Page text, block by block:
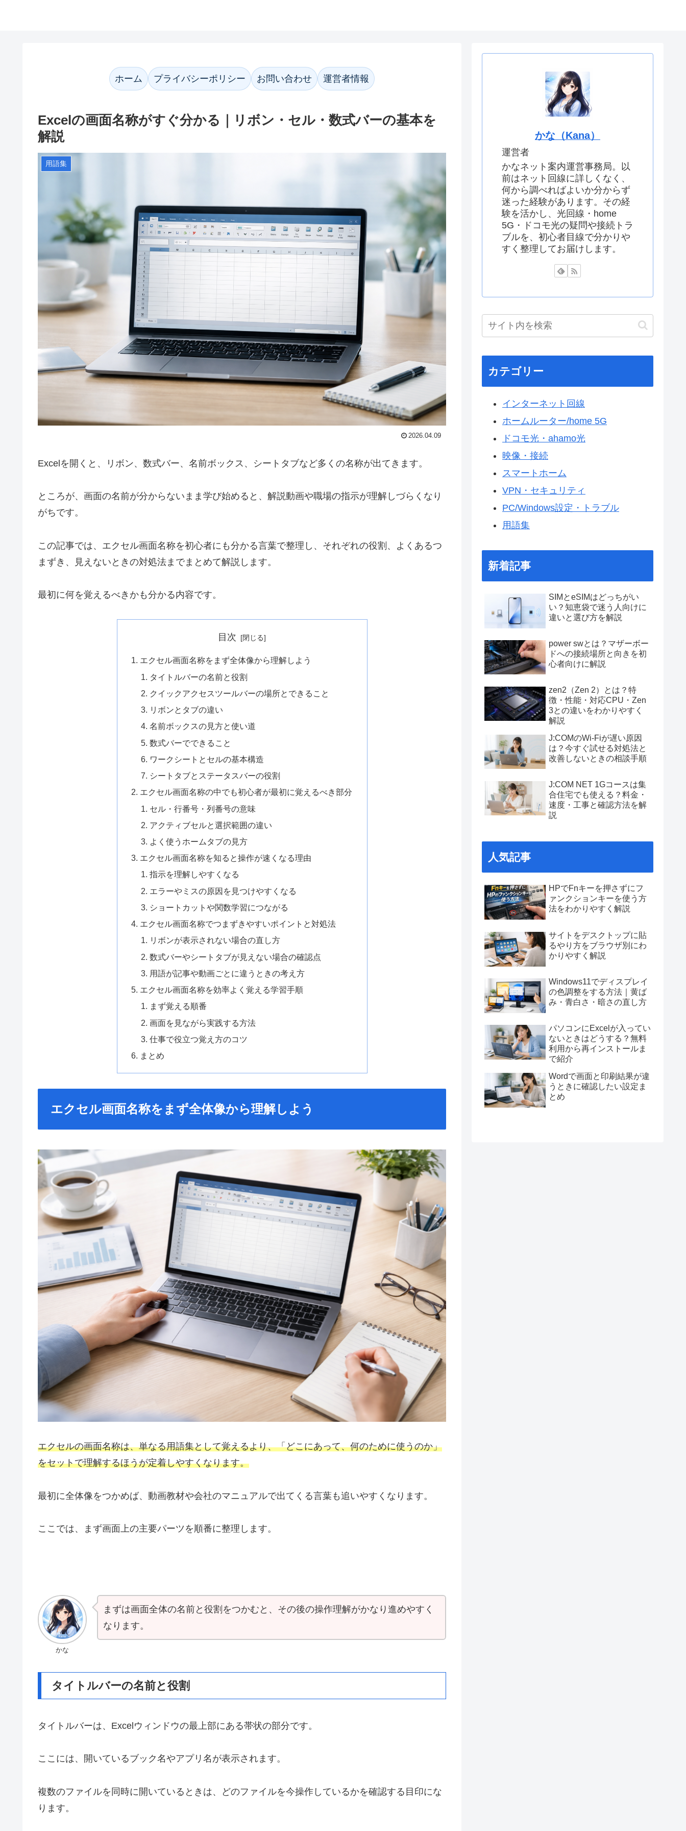
ホーム プライバシーポリシー お問い合わせ 運営者情報
Excelの画面名称がすぐ分かる｜リボン・セル・数式バーの基本を
解説
用語集
2026.04.09
Excelを開くと、リボン、数式バー、名前ボックス、シートタブなど多くの名称が出てきます。
ところが、画面の名前が分からないまま学び始めると、解説動画や職場の指示が理解しづらくなり
がちです。
この記事では、エクセル画面名称を初心者にも分かる言葉で整理し、それぞれの役割、よくあるつ
まずき、見えないときの対処法までまとめて解説します。
最初に何を覚えるべきかも分かる内容です。
目次
エクセル画面名称をまず全体像から理解しよう
タイトルバーの名前と役割
クイックアクセスツールバーの場所とできること
リボンとタブの違い
名前ボックスの見方と使い道
数式バーでできること
ワークシートとセルの基本構造
シートタブとステータスバーの役割
エクセル画面名称の中でも初心者が最初に覚えるべき部分
セル・行番号・列番号の意味
アクティブセルと選択範囲の違い
よく使うホームタブの見方
エクセル画面名称を知ると操作が速くなる理由
指示を理解しやすくなる
エラーやミスの原因を見つけやすくなる
ショートカットや関数学習につながる
エクセル画面名称でつまずきやすいポイントと対処法
リボンが表示されない場合の直し方
数式バーやシートタブが見えない場合の確認点
用語が記事や動画ごとに違うときの考え方
エクセル画面名称を効率よく覚える学習手順
まず覚える順番
画面を見ながら実践する方法
仕事で役立つ覚え方のコツ
まとめ
エクセル画面名称をまず全体像から理解しよう
エクセルの画面名称は、単なる用語集として覚えるより、「どこにあって、何のために使うのか」
をセットで理解するほうが定着しやすくなります。
最初に全体像をつかめば、動画教材や会社のマニュアルで出てくる言葉も追いやすくなります。
ここでは、まず画面上の主要パーツを順番に整理します。
かな
まずは画面全体の名前と役割をつかむと、その後の操作理解がかなり進めやすく
なります。
タイトルバーの名前と役割
タイトルバーは、Excelウィンドウの最上部にある帯状の部分です。
ここには、開いているブック名やアプリ名が表示されます。
複数のファイルを同時に開いているときは、どのファイルを今操作しているかを確認する目印にな
ります。
かな（Kana）
運営者
かなネット案内運営事務局。以
前はネット回線に詳しくなく、
何から調べればよいか分からず
迷った経験があります。その経
験を活かし、光回線・home
5G・ドコモ光の疑問や接続トラ
ブルを、初心者目線で分かりや
すく整理してお届けします。
カテゴリー
インターネット回線
ホームルーター/home 5G
ドコモ光・ahamo光
映像・接続
スマートホーム
VPN・セキュリティ
PC/Windows設定・トラブル
用語集
新着記事
SIMとeSIMはどっちがい
い？知恵袋で迷う人向けに
違いと選び方を解説
power swとは？マザーボー
ドへの接続場所と向きを初
心者向けに解説
zen2（Zen 2）とは？特
徴・性能・対応CPU・Zen
3との違いをわかりやすく
解説
J:COMのWi-Fiが遅い原因
は？今すぐ試せる対処法と
改善しないときの相談手順
J:COM NET 1Gコースは集
合住宅でも使える？料金・
速度・工事と確認方法を解
説
人気記事
HPでFnキーを押さずにフ
ァンクションキーを使う方
法をわかりやすく解説
サイトをデスクトップに貼
るやり方をブラウザ別にわ
かりやすく解説
Windows11でディスプレイ
の色調整をする方法｜黄ば
み・青白さ・暗さの直し方
パソコンにExcelが入ってい
ないときはどうする？無料
利用から再インストールま
で紹介
Wordで画面と印刷結果が違
うときに確認したい設定ま
とめ